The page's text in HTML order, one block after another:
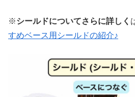
※シールドについてさらに詳しく
すめベース用シールドの紹介♪